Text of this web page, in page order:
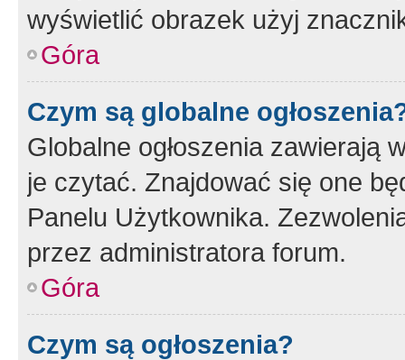
wyświetlić obrazek użyj
Góra
Czym są globalne
Globalne ogłoszenia zawierają
je czytać. Znajdować się one
Panelu Użytkownika.
przez administratora forum.
Góra
Czym są ogłoszenia?